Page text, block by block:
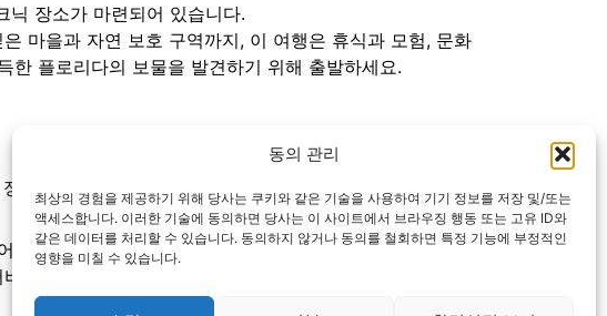
동의 관리
최상의 경험을 제공하기 위해 당사는 쿠키와 같은 기술을 사용하여 기기 정보를 저장 및/또는
액세스합니다. 이러한 기술에 동의하면 당사는 이 사이트에서 브라우징 행동 또는 고유 ID와
같은 데이터를 처리할 수 있습니다. 동의하지 않거나 동의를 철회하면 특정 기능에 부정적인
영향을 미칠 수 있습니다.
닉 장소가 마련되어 있습니다.
마을과 자연 보호 구역까지, 이 여행은 휴식과 모험, 문화
한 플로리다의 보물을 발견하기 위해 출발하세요.
책
정부 기관으로부터도 독립된 정보 포털입니다. 델타항공
스를 제공하지 않으며 사이트 방문자로부터 어떠한 개인 데